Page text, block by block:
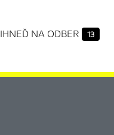
IHNEĎ NA ODBER 13